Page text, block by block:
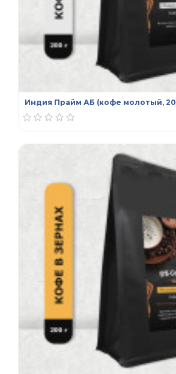
Индия Прайм АБ (кофе молотый,